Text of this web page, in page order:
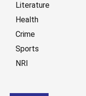
Literature
Health
Crime
Sports
NRI